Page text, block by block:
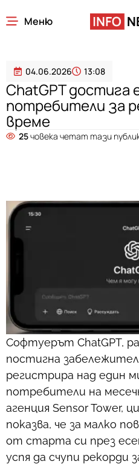
Меню
04.06.2026 13:08
ChatGPT достига
потребители за
време
25човека четат тази
Софтуерът ChatGPT,
постигна
регистрира над един
потребители на
агенция Sensor Tower,
показва, че за малко
от старта си през
успя да счупи рекорди